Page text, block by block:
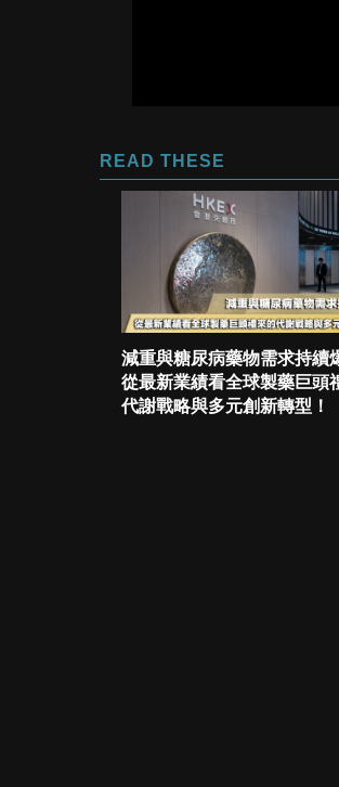
READ THESE
減重與糖尿病藥物需求持續
從最新業績看全球製藥巨頭
代謝戰略與多元創新轉型！